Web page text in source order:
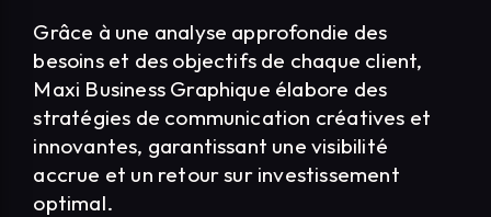
Grâce à une analyse approfondie des
besoins et des objectifs de chaque client,
Maxi Business Graphique élabore des
stratégies de communication créatives et
innovantes, garantissant une visibilité
accrue et un retour sur investissement
optimal.